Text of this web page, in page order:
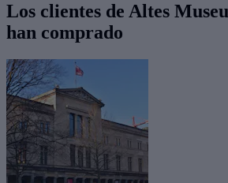
Los clientes de Altes
han comprado